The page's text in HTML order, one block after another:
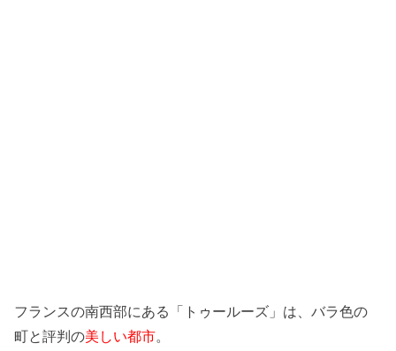
フランスの南西部にある「トゥールーズ」は、バラ色の
町と評判の美しい都市。